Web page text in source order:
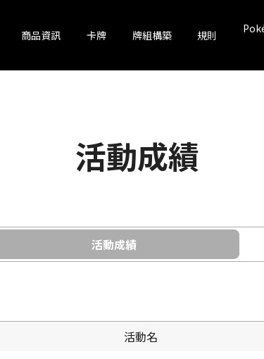
商品資訊 卡牌 牌組構築 規則
活動成績
活動成績
活動名